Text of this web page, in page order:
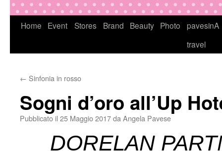
VaiHome Event Stores Brand Beauty Photo
pavesinA
travel
← Sinfonia in rosso
Sogni d’oro all’Up
Pubblicato il 25 Maggio 2017da Angela Pavese
DORELAN